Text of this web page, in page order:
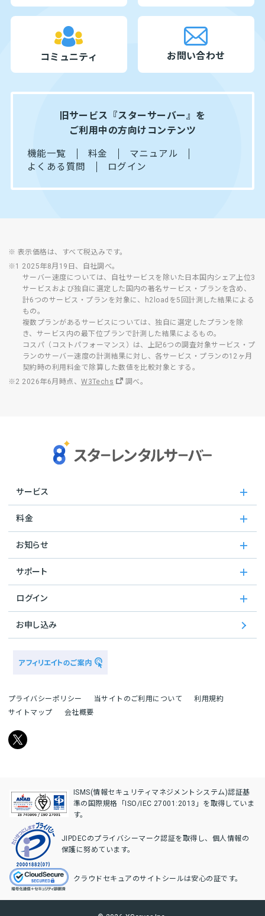
コミュニティ お問い合わせ
旧サービス『スターサーバー』を
ご利用中の方向けコンテンツ
機能一覧 料金
マニュアル
よくある質問
ログイン
※ 表示価格は、すべて税込みです。
※1 2025年8月19日、自社調べ。
サーバー速度については、自社サービスを除いた日本国内シェア上位3
サービスおよび独自に選定した国内の著名サービス・プランを含め、
計6つのサービス・プランを対象に、h2loadを5回計測した結果による
もの。
複数プランがあるサービスについては、独自に選定したプランを除
き、サービス内の最下位プランで計測した結果によるもの。
コスパ（コストパフォーマンス）は、上記6つの調査対象サービス・プ
ランのサーバー速度の計測結果に対し、各サービス・プランの12ヶ月
契約時の利用料金で除算した数値を比較対象とする。
※2 2026年6月時点、W3Techs 調べ。
サービス
料金
お知らせ
サポート
ログイン
お申し込み
プライバシーポリシー 当サイトのご利用について
利用規約
サイトマップ
会社概要
ISMS(情報セキュリティマネジメントシステム)認証基
準の国際規格「ISO/IEC 27001:2013」を取得していま
す。
JIPDECのプライバシーマーク認証を取得し、個人情報の
保護に努めています。
クラウドセキュアのサイトシールは安心の証です。